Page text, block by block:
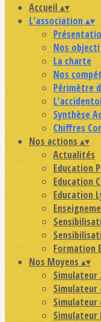
Accueil ▴▾
L'association▴▾
Nos
La charte
Nos
Périmètre
Synthèse
Chiffres
Nos actions ▴▾
Actualités
Education
Education
Education
Formation
Nos Moyens ▴▾
Simulateur
Simulateur
Simulateur
Simulateur